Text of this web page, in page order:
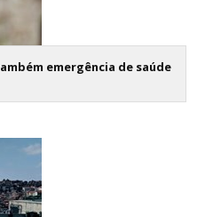
emergência de saúde